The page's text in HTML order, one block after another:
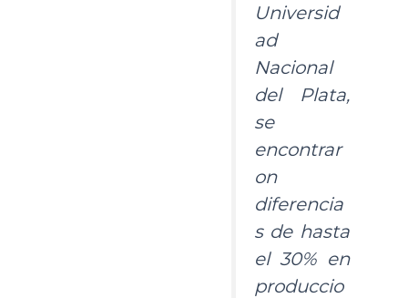
Universid
ad
Nacional
del Plata,
se
encontrar
on
diferencia
s de hasta
el 30% en
produccio